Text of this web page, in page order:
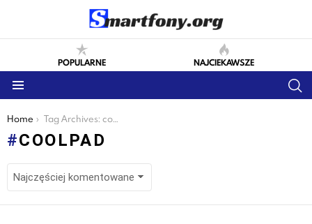
POPULARNE NAJCIEKAWSZE
You are here:
Home Tag Archives: coolpad
COOLPAD